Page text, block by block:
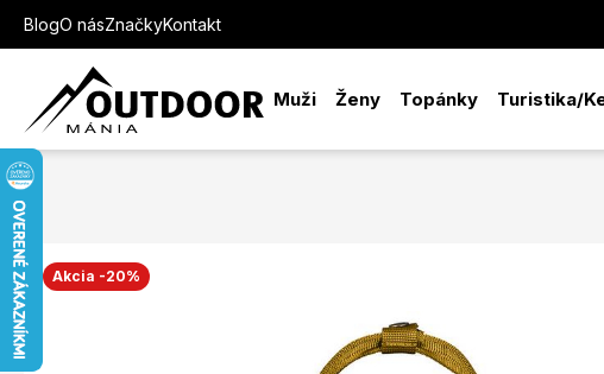
BlogO násZnačkyKontakt
Muži Ženy Topánky Turistika/
Akcia -20%